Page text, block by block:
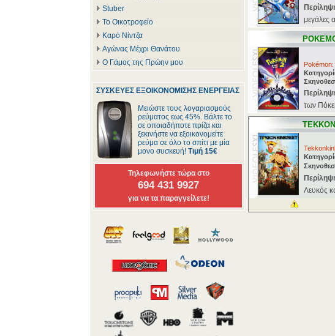
Stuber
Το Οικοτροφείο
Καρό Νίντζα
Αγώνας Μέχρι Θανάτου
Ο Γάμος της Πρώην μου
ΣΥΣΚΕΥΕΣ ΕΞΟΙΚΟΝΟΜΙΣΗΣ ΕΝΕΡΓΕΙΑΣ
Μειώστε τους λογαριασμούς
ρεύματος εως 45%. Βάλτε το
σε οποιαδήποτε πρίζα και
ξεκινήστε να εξοικονομείτε
ρεύμα σε όλο το σπίτι με μία
μονο συσκευή! Τιμή 15€
Τηλεφωνήστε τώρα στο
694 431 9927
για να τα παραγγείλετε!
μεγάλες
των
Λευκός